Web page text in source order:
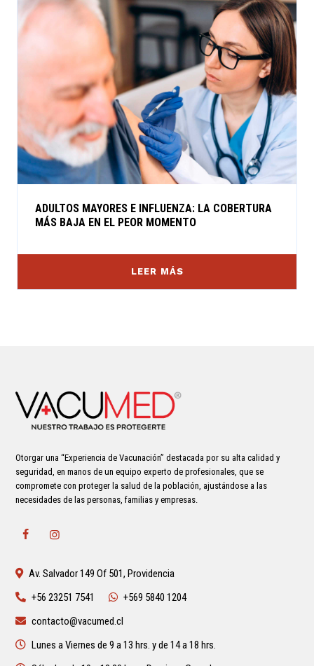
ADULTOS MAYORES E INFLUENZA: LA COBERTURA
MÁS BAJA EN EL PEOR MOMENTO
LEER MÁS
Otorgar una “Experiencia de Vacunación” destacada por su alta calidad y
seguridad, en manos de un equipo experto de profesionales, que se
compromete con proteger la salud de la población, ajustándose a las
necesidades de las personas, familias y empresas.
Av. Salvador 149 Of 501, Providencia
+56 23251 7541
+569 5840 1204
contacto@vacumed.cl
Lunes a Viernes de 9 a 13 hrs. y de 14 a 18 hrs.